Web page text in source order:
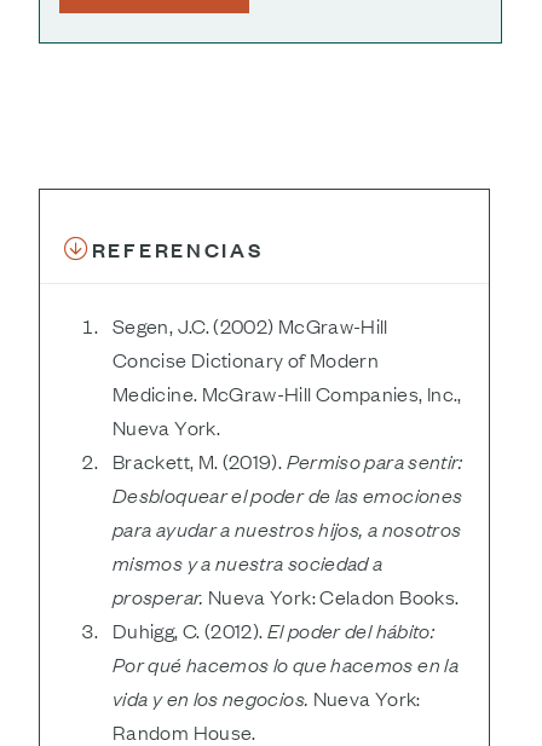
REFERENCIAS
Segen, J.C. (2002) McGraw-Hill
Concise Dictionary of Modern
Medicine. McGraw-Hill Companies, Inc.,
Nueva York.
Brackett, M. (2019).Permiso para sentir:
Desbloquear el poder de las emociones
para ayudar a nuestros hijos, a nosotros
mismos y a nuestra sociedad a
prosperar. Nueva York: Celadon Books.
Duhigg, C. (2012).El poder del hábito:
Por qué hacemos lo que hacemos en la
vida y en los negocios. Nueva York:
Random House.